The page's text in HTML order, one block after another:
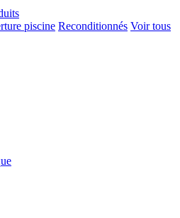
piscine Reconditionnés Voir tous